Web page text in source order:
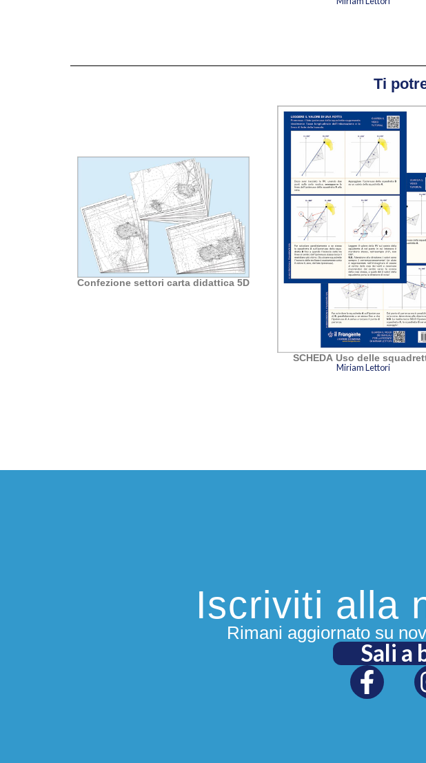
Ti
Confezione settori carta didattica 5D
SCHEDA Uso delle
Miriam Lettori
Iscriviti alla
Rimani aggiornato su
Sali a